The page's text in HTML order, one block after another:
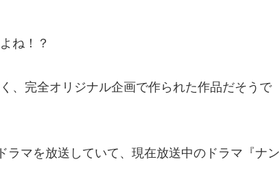
ね！？
、完全オリジナル企画で作られた作品だそうで
マを放送していて、現在放送中のドラマ『ナン